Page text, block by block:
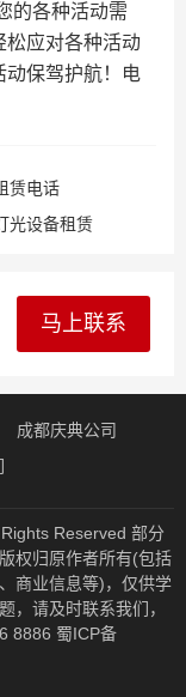
的各种活动需
松应对各种活动
动保驾护航！电
赁电话
光设备租赁
马上联系
成都庆典公司
Reserved 部分
权归原作者所有(包括
商业信息等)，仅供学
，请及时联系我们，
8886 蜀ICP备